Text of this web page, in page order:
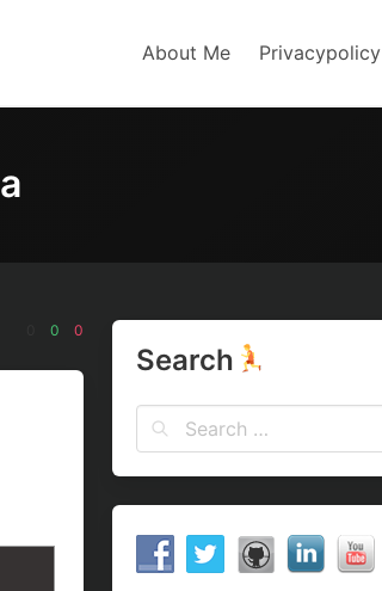
About Me Privacypolicy
0 0
Search